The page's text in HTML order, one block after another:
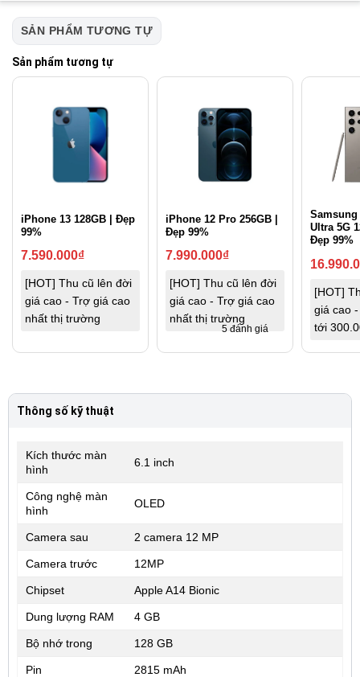
SẢN PHẨM TƯƠNG TỰ
Sản phẩm tương tự
iPhone 13 128GB | Đẹp
99%
7.590.000₫
[HOT] Thu cũ lên đời
giá cao - Trợ giá cao
nhất thị trường
iPhone 12 Pro 256GB |
Đẹp 99%
7.990.000₫
[HOT] Thu cũ lên đời
giá cao - Trợ giá cao
nhất thị trường
5 đánh giá
Samsung
Ultra 5G
Đẹp 99%
[HOT]
giá cao
tới
Thông số kỹ thuật
Kích thước màn
hình
6.1 inch
Công nghệ màn
hình
OLED
Camera sau 2 camera 12 MP
Camera trước 12MP
Chipset Apple A14 Bionic
Dung lượng RAM 4 GB
Bộ nhớ trong 128 GB
Pin 2815 mAh